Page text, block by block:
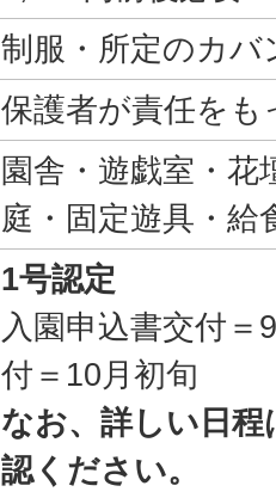
制服・所定のカバ
保護者が責任をも
園舎・遊戯室・花
庭・固定遊具・給
1号認定
入園申込書交付＝
付＝10月初旬
なお、詳しい日
認ください。